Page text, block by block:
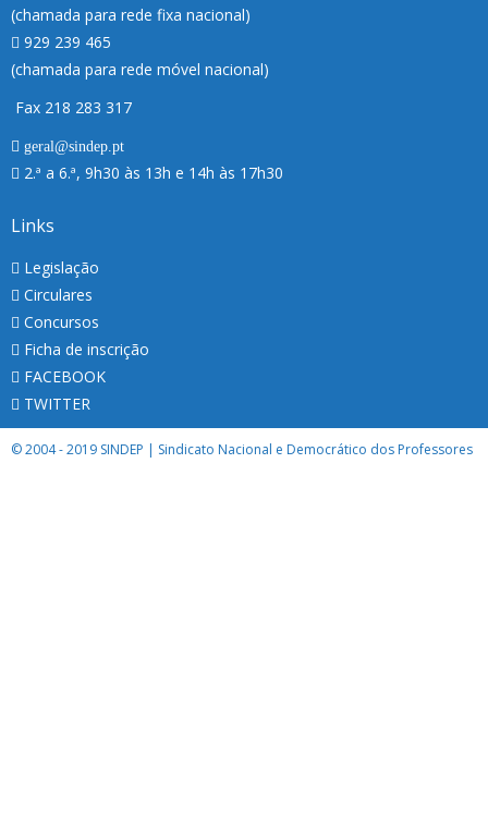
(chamada para rede fixa nacional)
929 239 465
(chamada para rede móvel nacional)
Fax 218 283 317
geral@sindep.pt
2.ª a 6.ª, 9h30 às 13h e 14h às 17h30
Links
Legislação
Circulares
Concursos
Ficha de inscrição
FACEBOOK
TWITTER
© 2004 - 2019 SINDEP | Sindicato Nacional e Democrático dos Professores